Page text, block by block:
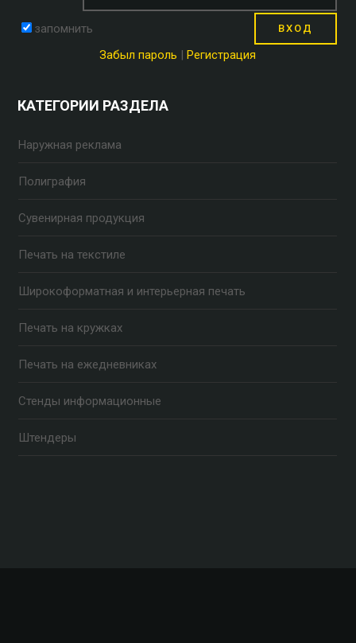
запомнить
Забыл пароль
Регистрация
КАТЕГОРИИ РАЗДЕЛА
Наружная реклама
Полиграфия
Сувенирная продукция
Печать на текстиле
Широкоформатная и интерьерная печать
Печать на кружках
Печать на ежедневниках
Стенды информационные
Штендеры